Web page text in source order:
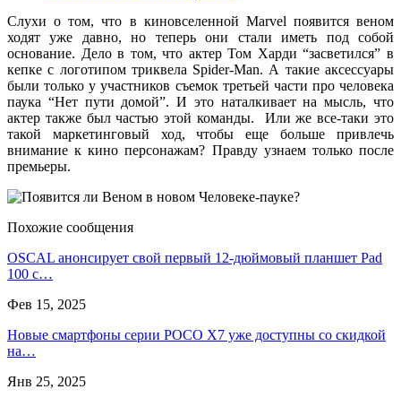
Слухи о том, что в киновселенной Marvel появится веном
ходят уже давно, но теперь они стали иметь под собой
основание. Дело в том, что актер Том Харди “засветился” в
кепке с логотипом триквела Spider-Man. А такие аксессуары
были только у участников съемок третьей части про человека
паука “Нет пути домой”. И это наталкивает на мысль, что
актер также был частью этой команды. Или же все-таки это
такой маркетинговый ход, чтобы еще больше привлечь
внимание к кино персонажам? Правду узнаем только после
премьеры.
Похожие сообщения
OSCAL анонсирует свой первый 12-дюймовый планшет Pad
100 с…
Фев 15, 2025
Новые смартфоны серии POCO X7 уже доступны со скидкой
на…
Янв 25, 2025